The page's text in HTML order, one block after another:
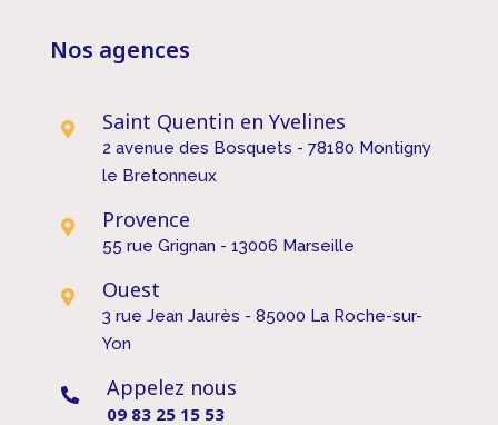
Nos agences
 Saint Quentin en Yvelines
2 avenue des Bosquets - 78180 Montigny
le Bretonneux
 Provence
55 rue Grignan - 13006 Marseille
 Ouest
3 rue Jean Jaurès - 85000 La Roche-sur-
Yon
 Appelez nous
09 83 25 15 53